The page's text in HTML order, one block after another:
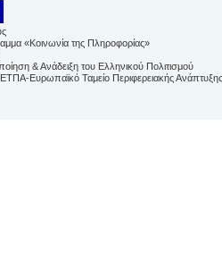
«Κοινωνία της Πληροφορίας»
& Ανάδειξη του Ελληνικού Πολιτισμού
Ευρωπαϊκό Ταμείο Περιφερειακής